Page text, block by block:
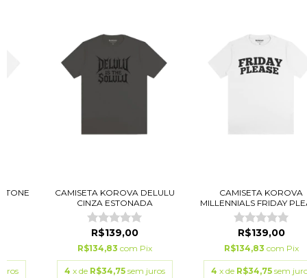
CAMISETA KOROVA DELULU
CINZA ESTONADA
R$139,00
R$134,83 com Pix
4 x de R$34,75 sem juros
CAMISETA KOROVA
MILLENNIALS FRIDAY
R$139,00
R$134,83 com Pix
4 x de R$34,75 sem